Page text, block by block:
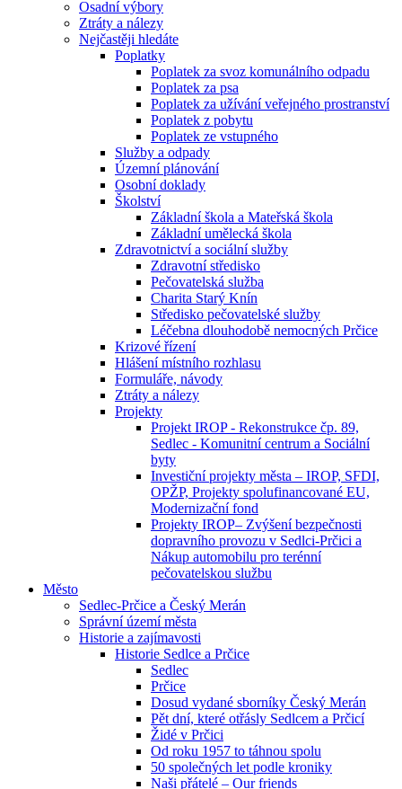
Osadní výbory
Ztráty a nálezy
Nejčastěji hledáte
Poplatky
Poplatek za svoz komunálního odpadu
Poplatek za psa
Poplatek za užívání veřejného prostranství
Poplatek z pobytu
Poplatek ze vstupného
Služby a odpady
Územní plánování
Osobní doklady
Školství
Základní škola a Mateřská škola
Základní umělecká škola
Zdravotnictví a sociální služby
Zdravotní středisko
Pečovatelská služba
Charita Starý Knín
Středisko pečovatelské služby
Léčebna dlouhodobě nemocných Prčice
Krizové řízení
Hlášení místního rozhlasu
Formuláře, návody
Ztráty a nálezy
Projekty
Projekt IROP - Rekonstrukce čp. 89,
Sedlec - Komunitní centrum a Sociální
byty
Investiční projekty města – IROP, SFDI,
OPŽP, Projekty spolufinancované EU,
Modernizační fond
Projekty IROP– Zvýšení bezpečnosti
dopravního provozu v Sedlci-Prčici a
Nákup automobilu pro terénní
pečovatelskou službu
Město
Sedlec-Prčice a Český Merán
Správní území města
Historie a zajímavosti
Historie Sedlce a Prčice
Sedlec
Prčice
Dosud vydané sborníky Český Merán
Pět dní, které otřásly Sedlcem a Prčicí
Židé v Prčici
Od roku 1957 to táhnou spolu
50 společných let podle kroniky
Naši přátelé – Our friends